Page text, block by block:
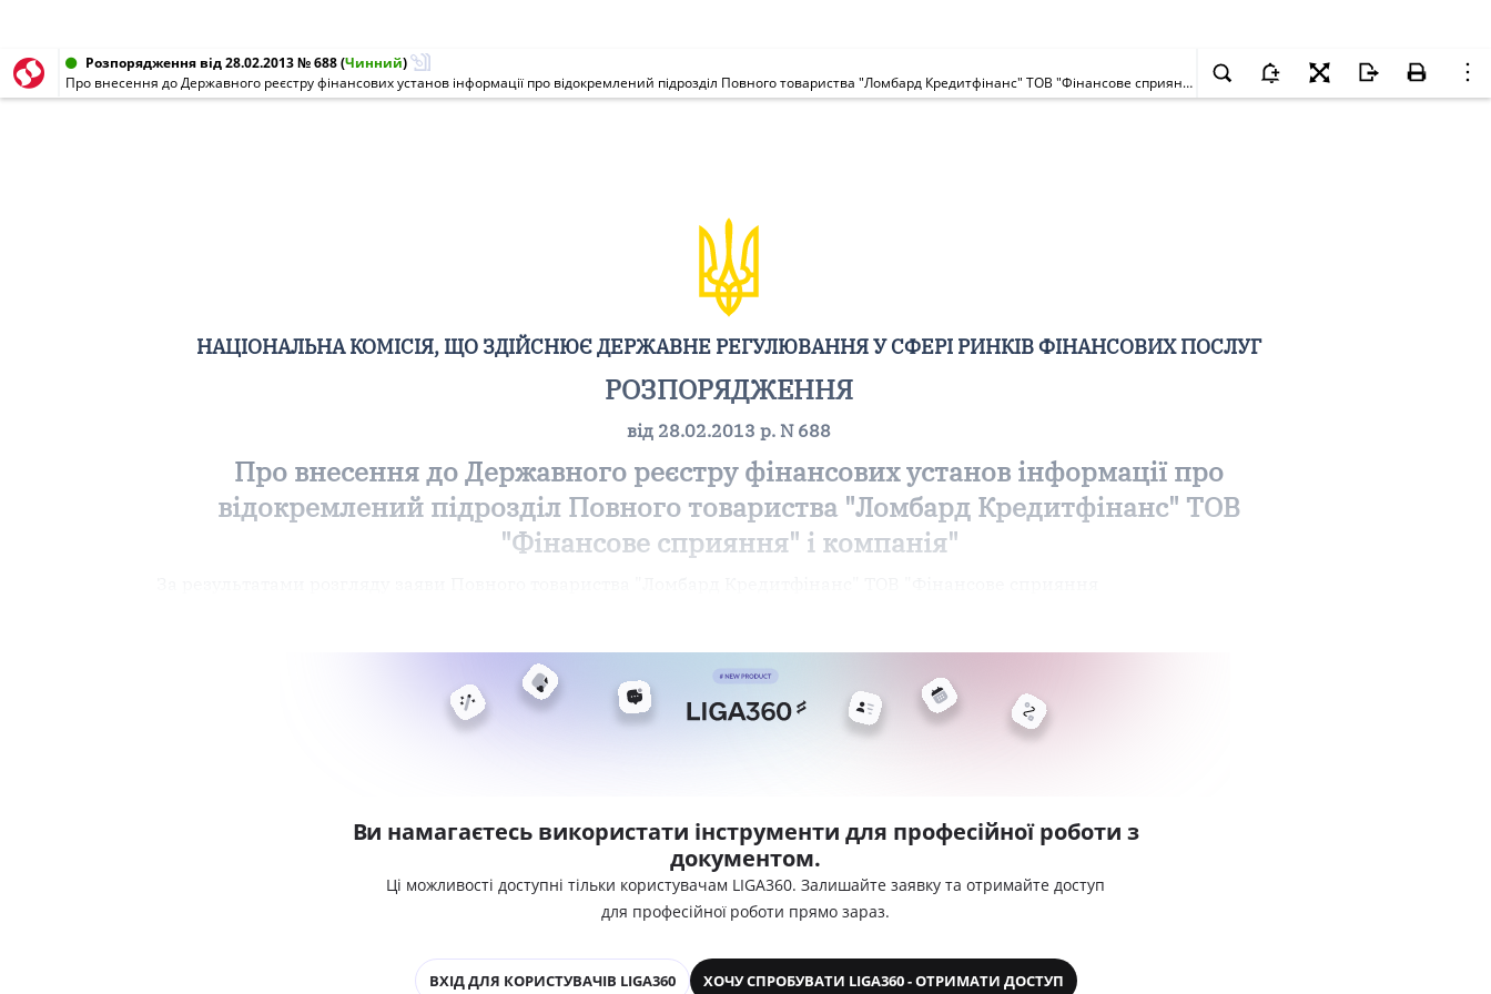
Розпорядження від 28.02.2013 № 688(Чинний)
Про внесення до Державного реєстру фінансових установ інформації про відокремлений підрозділ Повного товариства "Ломбард Кредитфінанс" ТОВ "Фінансове сприяння" і компанія"
НАЦІОНАЛЬНА КОМІСІЯ, ЩО ЗДІЙСНЮЄ ДЕРЖАВНЕ РЕГУЛЮВАННЯ У СФЕРІ РИНКІВ ФІНАНСОВИХ ПОСЛУГ
РОЗПОРЯДЖЕННЯ
від 28.02.2013 р. N 688
Про внесення до Державного реєстру фінансових установ інформації про
відокремлений підрозділ Повного товариства "Ломбард Кредитфінанс" ТОВ
"Фінансове сприяння" і компанія"
Ви намагаєтесь використати інструменти для професійної роботи з
документом.
Ці можливості доступні тільки користувачам LIGA360. Залишайте заявку та отримайте доступ
для професійної роботи прямо зараз.
ВХІД ДЛЯ КОРИСТУВАЧІВ LIGA360 ХОЧУ СПРОБУВАТИ LIGA360 - ОТРИМАТИ ДОСТУП